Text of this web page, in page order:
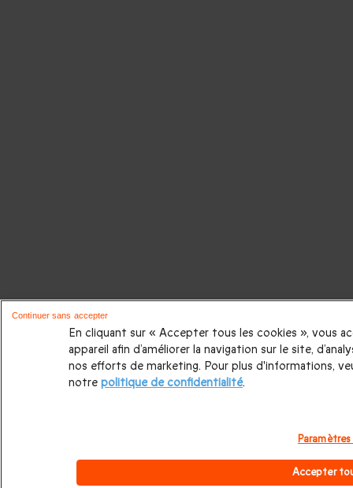
En cliquant sur « Accepter tous les cookies », vous
appareil afin d’améliorer la navigation sur le site,
nos efforts de marketing. Pour plus d'informations,
notrepolitique de confidentialité.
Accepter
Continuer sans accepter